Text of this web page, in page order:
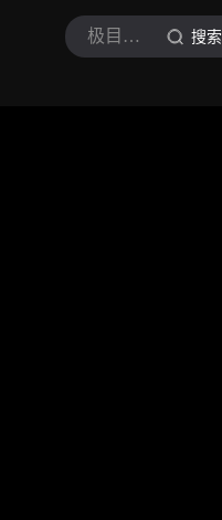
极目新闻 搜索